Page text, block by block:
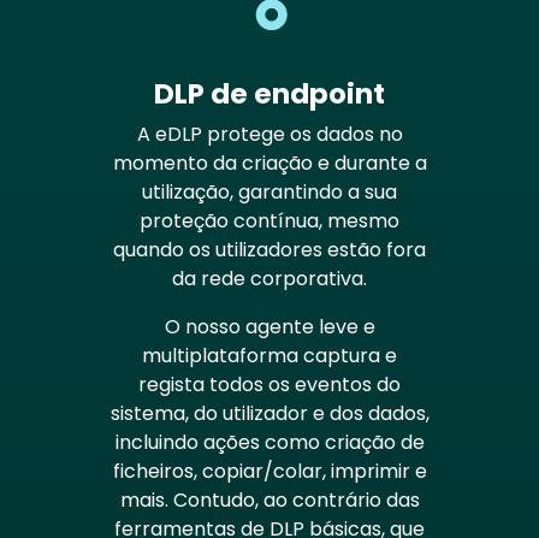
DLP de endpoint
A eDLP protege os dados no
momento da criação e durante a
utilização, garantindo a sua
proteção contínua, mesmo
quando os utilizadores estão fora
da rede corporativa.
O nosso agente leve e
multiplataforma captura e
regista todos os eventos do
sistema, do utilizador e dos dados,
incluindo ações como criação de
ficheiros, copiar/colar, imprimir e
mais. Contudo, ao contrário das
ferramentas de DLP básicas, que